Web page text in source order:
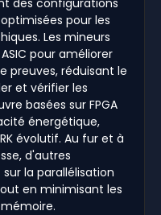
pour les
Les mineurs
pour améliorer
preuves, réduisant le
et vérifier les
basées sur FPGA
énergétique,
évolutif. Au fur et à
d'autres
la parallélisation
en minimisant les